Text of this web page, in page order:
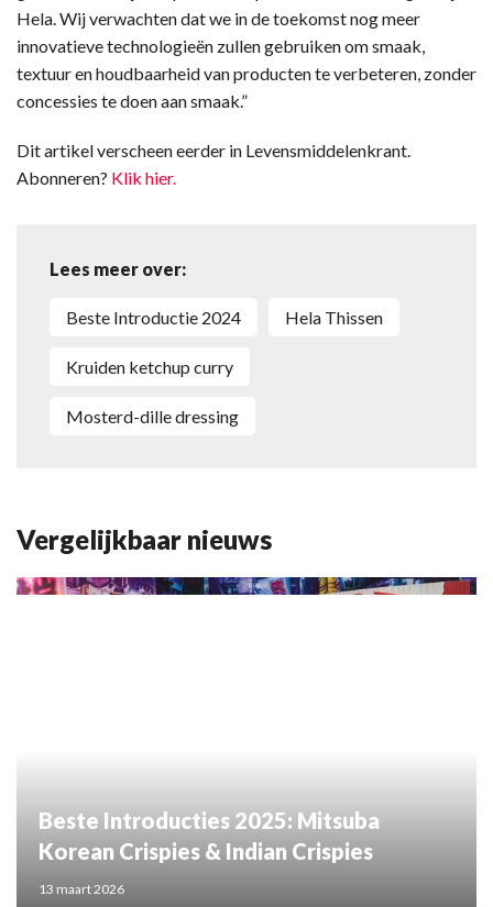
Hela. Wij verwachten dat we in de toekomst nog meer
innovatieve technologieën zullen gebruiken om smaak,
textuur en houdbaarheid van producten te verbeteren, zonder
concessies te doen aan smaak.”
Dit artikel verscheen eerder in Levensmiddelenkrant.
Abonneren? Klik hier.
Lees meer over:
Beste Introductie 2024 Hela Thissen
kruiden ketchup curry
mosterd-dille dressing
Vergelijkbaar nieuws
Beste Introducties 2025: Mitsuba
Korean Crispies & Indian Crispies
13 maart 2026